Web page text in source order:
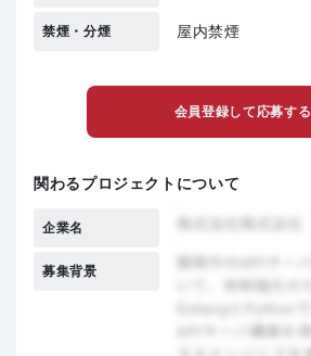
禁煙・分煙 屋内禁煙
会員登録して応募する
関わるプロジェクトについて
企業名
募集背景